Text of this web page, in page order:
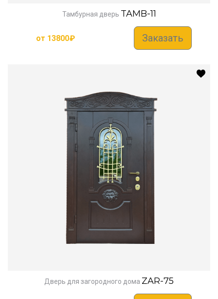
Тамбурная дверь TAMB-11
от 13800₽ Заказать
Дверь для загородного дома ZAR-75